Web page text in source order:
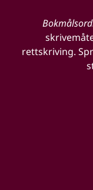
rettskriving.